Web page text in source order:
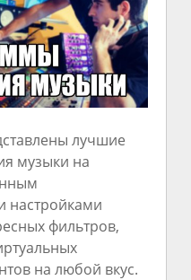
лучшие
музыки на
настройками
фильтров,
на любой вкус.